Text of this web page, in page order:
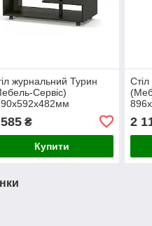
журнальний Турин
Сервіс)
₴
Купити
2